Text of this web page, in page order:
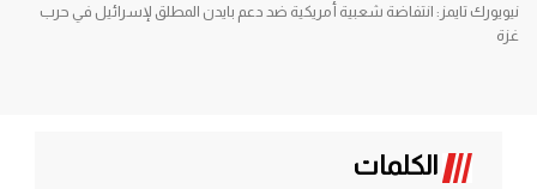
نيويورك تايمز: انتفاضة شعبية أمريكية ضد دعم بايدن المطلق لإسرائيل في حرب
غزة
الكلمات